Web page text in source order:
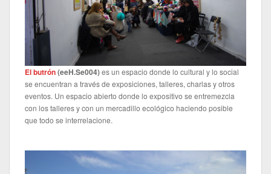
El butrón(eeH.Se004)es un espacio donde lo cultural y lo social
se encuentran a través de exposiciones, talleres, charlas y otros
eventos. Un espacio abierto donde lo expositivo se entremezcla
con los talleres y con un mercadillo ecológico haciendo posible
que todo se interrelacione.